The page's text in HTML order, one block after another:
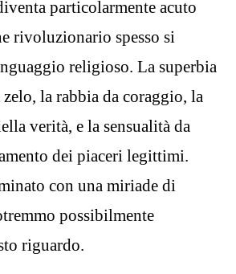
particolarmente acuto
rivoluzionario spesso si
religioso. La superbia
la rabbia da coraggio, la
verità, e la sensualità da
dei piaceri legittimi.
con una miriade di
possibilmente
riguardo.